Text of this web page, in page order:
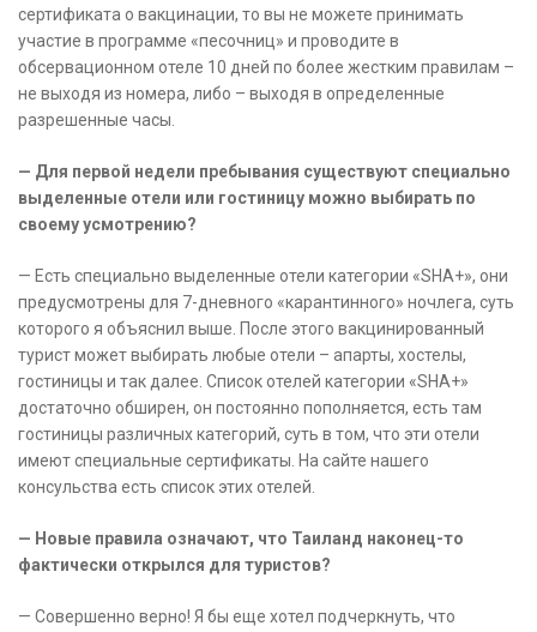
сертификата о вакцинации, то вы не можете принимать
участие в программе «песочниц» и проводите в
обсервационном отеле 10 дней по более жестким правилам –
не выходя из номера, либо – выходя в определенные
разрешенные часы.
— Для первой недели пребывания существуют специально
выделенные отели или гостиницу можно выбирать по
своему усмотрению?
— Есть специально выделенные отели категории «SHA+», они
предусмотрены для 7-дневного «карантинного» ночлега, суть
которого я объяснил выше. После этого вакцинированный
турист может выбирать любые отели – апарты, хостелы,
гостиницы и так далее. Список отелей категории «SHA+»
достаточно обширен, он постоянно пополняется, есть там
гостиницы различных категорий, суть в том, что эти отели
имеют специальные сертификаты. На сайте нашего
консульства есть список этих отелей.
— Новые правила означают, что Таиланд наконец-то
фактически открылся для туристов?
— Совершенно верно! Я бы еще хотел подчеркнуть, что